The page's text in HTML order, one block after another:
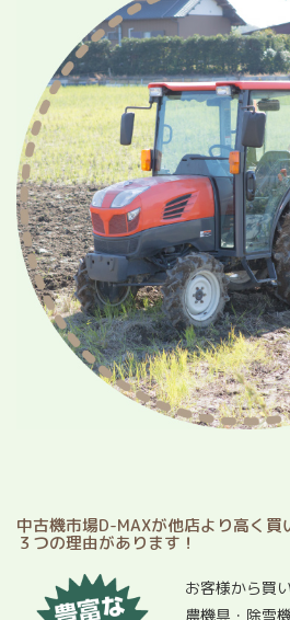
中古機市場D-MAXが他店より高く買
３つの理由があります！
お客様から買
農機具・除雪